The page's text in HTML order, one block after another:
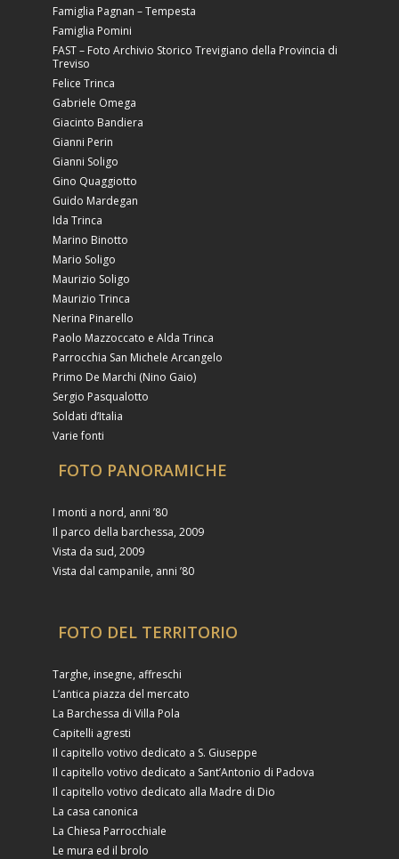
Famiglia Pagnan – Tempesta
Famiglia Pomini
FAST – Foto Archivio Storico Trevigiano della Provincia di
Treviso
Felice Trinca
Gabriele Omega
Giacinto Bandiera
Gianni Perin
Gianni Soligo
Gino Quaggiotto
Guido Mardegan
Ida Trinca
Marino Binotto
Mario Soligo
Maurizio Soligo
Maurizio Trinca
Nerina Pinarello
Paolo Mazzoccato e Alda Trinca
Parrocchia San Michele Arcangelo
Primo De Marchi (Nino Gaio)
Sergio Pasqualotto
Soldati d’Italia
Varie fonti
FOTO PANORAMICHE
I monti a nord, anni ’80
Il parco della barchessa, 2009
Vista da sud, 2009
Vista dal campanile, anni ’80
FOTO DEL TERRITORIO
Targhe, insegne, affreschi
L’antica piazza del mercato
La Barchessa di Villa Pola
Capitelli agresti
Il capitello votivo dedicato a S. Giuseppe
Il capitello votivo dedicato a Sant’Antonio di Padova
Il capitello votivo dedicato alla Madre di Dio
La casa canonica
La Chiesa Parrocchiale
Le mura ed il brolo